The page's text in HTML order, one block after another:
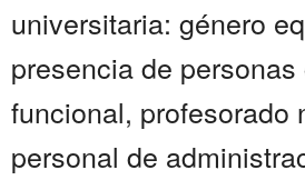
universitaria: género
presencia de
funcional, profesorado
personal de